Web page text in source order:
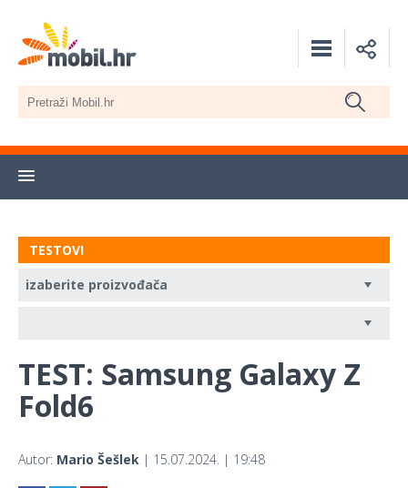
TESTOVI
TEST: Samsung Galaxy Z
Fold6
Autor: Mario Šešlek | 15.07.2024. | 19:48